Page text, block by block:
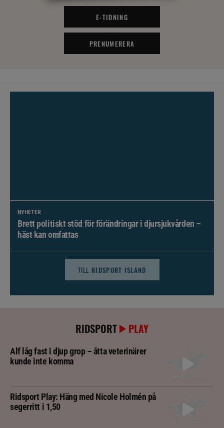
E-TIDNING
PRENUMERERA
NYHETER
Brett politiskt stöd för förändringar i djursjukvården –
häst kan omfattas
TILL RIDSPORT ISLAND
RIDSPORT PLAY
Alf låg fast i djup grop – åtta veterinärer
kunde inte komma
Ridsport Play: Häng med Nicole Holmén på
segerritt i 1,50